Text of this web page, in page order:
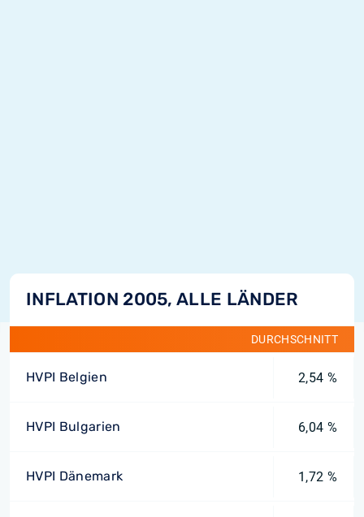
INFLATION 2005, ALLE LÄNDER
DURCHSCHNITT
HVPI Belgien 2,54 %
HVPI Bulgarien 6,04 %
HVPI Dänemark 1,72 %